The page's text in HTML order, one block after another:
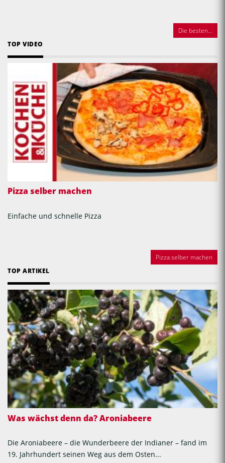
Die besten...
TOP VIDEO
Pizza selber machen
Einfache und schnelle Pizza
Pizza selber machen
TOP ARTIKEL
Was wächst denn da? Aroniabeere
Die Aroniabeere – die Wunderbeere der Indianer – fand im
19. Jahrhundert seinen Weg aus dem Osten...